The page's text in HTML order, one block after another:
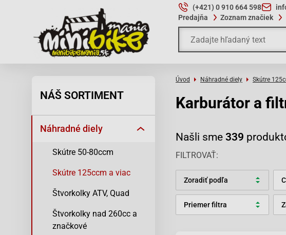
(+421) 0 910 664 598
Predajňa
Zoznam značiek
NÁŠ SORTIMENT
Náhradné diely
Skútre 50-80ccm
Skútre 125ccm a viac
Štvorkolky ATV, Quad
Štvorkolky nad 260cc a
značkové
Úvod Náhradné diely Skútre
Karburátor a
Našli sme 339
FILTROVAŤ
Zoradiť podľa
Priemer filtra